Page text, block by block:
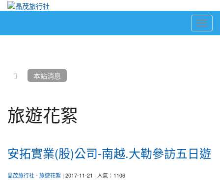
本站消息
旅遊花絮
安拓實業(股)公司-南越.大勒參訪五日遊
晶茂旅行社- 旅遊花絮 | 2017-11-21 | 人氣：1106